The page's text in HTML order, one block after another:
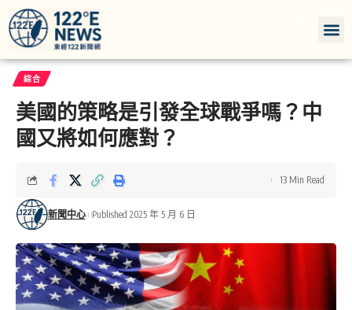
綜合
美國的策略是引發全球戰爭嗎？中
國又將如何應對？
新聞中心 Published 2025 年 5 月 6 日
13 Min Read